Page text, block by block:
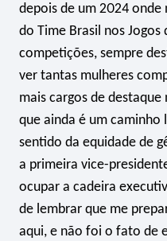
depois de um 2024 onde
do Time Brasil nos Jogos
competições, sempre
ver tantas mulheres
mais cargos de
que ainda é um caminho
sentido da equidade de
a primeira vice-
ocupar a cadeira
de lembrar que me
aqui, e não foi o fato de